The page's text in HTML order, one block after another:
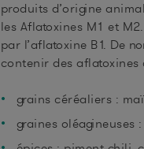
produits d’origine
les Aflatoxines M1 et
par l’aflatoxine B1. De
contenir des aflatoxines
grains céréaliers :
graines oléagineuses